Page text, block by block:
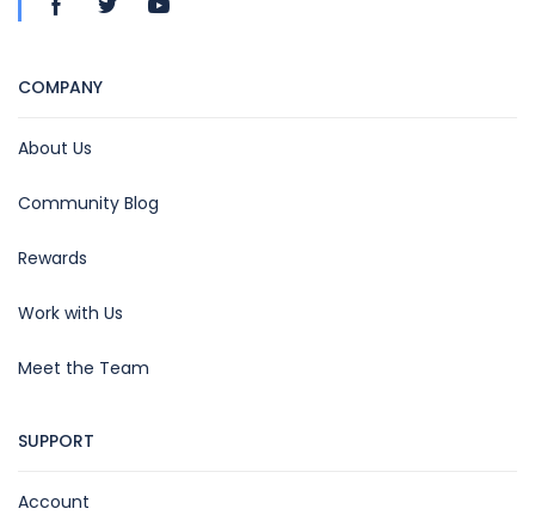
COMPANY
About Us
Community Blog
Rewards
Work with Us
Meet the Team
SUPPORT
Account